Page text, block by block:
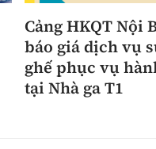
Cảng HKQT Nội
báo giá dịch vụ
ghế phục vụ
tại Nhà ga T1